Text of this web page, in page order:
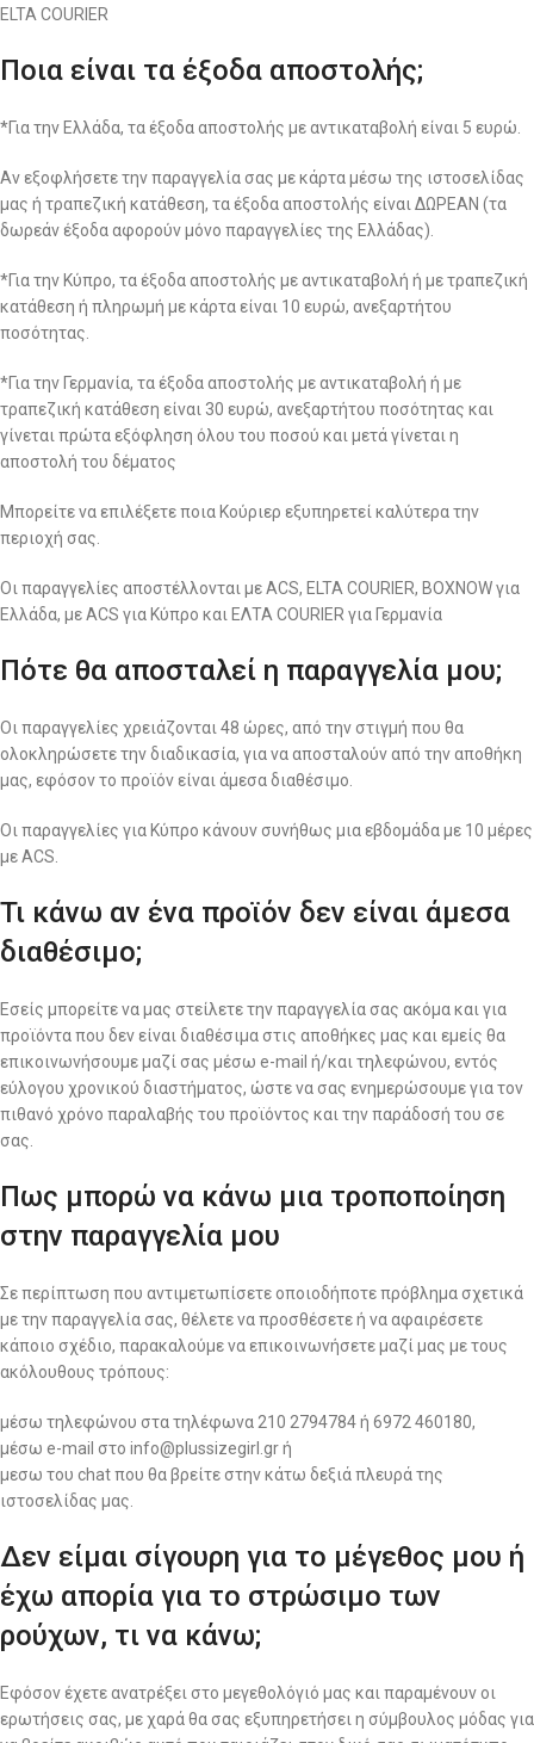
ELTA COURIER
Ποια είναι τα έξοδα αποστολής;
*Για την Ελλάδα, τα έξοδα αποστολής με αντικαταβολή είναι 5 ευρώ.
Αν εξοφλήσετε την παραγγελία σας με κάρτα μέσω της ιστοσελίδας
μας ή τραπεζική κατάθεση, τα έξοδα αποστολής είναι ΔΩΡΕΑΝ (τα
δωρεάν έξοδα αφορούν μόνο παραγγελίες της Ελλάδας).
*Για την Κύπρο, τα έξοδα αποστολής με αντικαταβολή ή με τραπεζική
κατάθεση ή πληρωμή με κάρτα είναι 10 ευρώ, ανεξαρτήτου
ποσότητας.
*Για την Γερμανία, τα έξοδα αποστολής με αντικαταβολή ή με
τραπεζική κατάθεση είναι 30 ευρώ, ανεξαρτήτου ποσότητας και
γίνεται πρώτα εξόφληση όλου του ποσού και μετά γίνεται η
αποστολή του δέματος
Μπορείτε να επιλέξετε ποια Κούριερ εξυπηρετεί καλύτερα την
περιοχή σας.
Οι παραγγελίες αποστέλλονται με ACS, ELTA COURIER, BOXNOW για
Ελλάδα, με ACS για Κύπρο και ΕΛΤΑ COURIER για Γερμανία
Πότε θα αποσταλεί η παραγγελία μου;
Οι παραγγελίες χρειάζονται 48 ώρες, από την στιγμή που θα
ολοκληρώσετε την διαδικασία, για να αποσταλούν από την αποθήκη
μας, εφόσον το προϊόν είναι άμεσα διαθέσιμο.
Οι παραγγελίες για Κύπρο κάνουν συνήθως μια εβδομάδα με 10 μέρες
με ACS.
Τι κάνω αν ένα προϊόν δεν είναι άμεσα
διαθέσιμο;
Εσείς μπορείτε να μας στείλετε την παραγγελία σας ακόμα και για
προϊόντα που δεν είναι διαθέσιμα στις αποθήκες μας και εμείς θα
επικοινωνήσουμε μαζί σας μέσω e-mail ή/και τηλεφώνου, εντός
εύλογου χρονικού διαστήματος, ώστε να σας ενημερώσουμε για τον
πιθανό χρόνο παραλαβής του προϊόντος και την παράδοσή του σε
σας.
Πως μπορώ να κάνω μια τροποποίηση
στην παραγγελία μου
Σε περίπτωση που αντιμετωπίσετε οποιοδήποτε πρόβλημα σχετικά
με την παραγγελία σας, θέλετε να προσθέσετε ή να αφαιρέσετε
κάποιο σχέδιο, παρακαλούμε να επικοινωνήσετε μαζί μας με τους
ακόλουθους τρόπους:
μέσω τηλεφώνου στα τηλέφωνα 210 2794784 ή 6972 460180,
μέσω e-mail στο info@plussizegirl.gr ή
μεσω του chat που θα βρείτε στην κάτω δεξιά πλευρά της
ιστοσελίδας μας.
Δεν είμαι σίγουρη για το μέγεθος μου ή
έχω απορία για το στρώσιμο των
ρούχων, τι να κάνω;
Εφόσον έχετε ανατρέξει στο μεγεθολόγιό μας και παραμένουν οι
ερωτήσεις σας, με χαρά θα σας εξυπηρετήσει η σύμβουλος μόδας για